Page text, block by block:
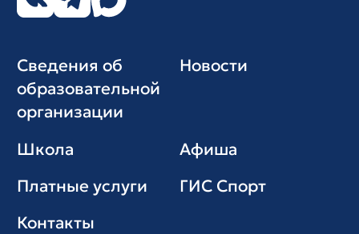
Сведения об
образовательной
организации
Новости
Школа
Афиша
Платные услуги
ГИС Cпорт
Контакты